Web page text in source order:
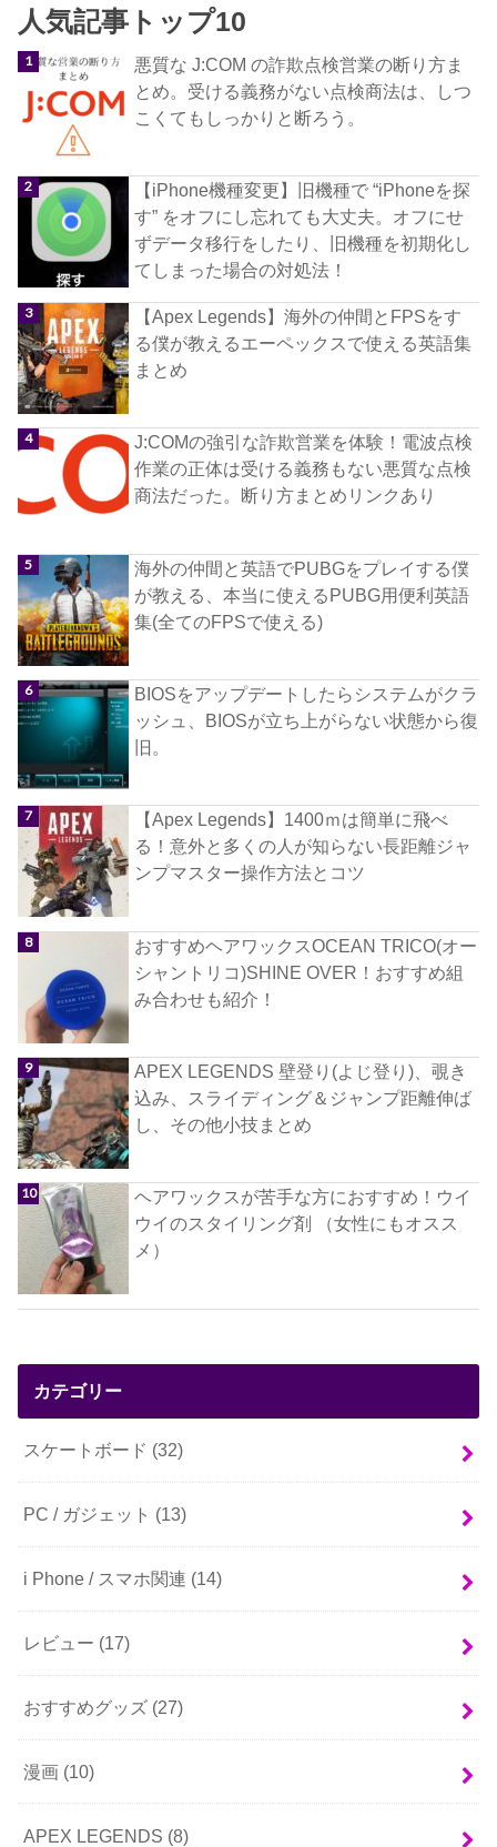
人気記事トップ10
悪質な J:COM の詐欺点検営業の断り方ま
とめ。受ける義務がない点検商法は、しつ
こくてもしっかりと断ろう。
【iPhone機種変更】旧機種で “iPhoneを探
す” をオフにし忘れても大丈夫。オフにせ
ずデータ移行をしたり、旧機種を初期化し
てしまった場合の対処法！
【Apex Legends】海外の仲間とFPSをす
る僕が教えるエーペックスで使える英語集
まとめ
J:COMの強引な詐欺営業を体験！電波点検
作業の正体は受ける義務もない悪質な点検
商法だった。断り方まとめリンクあり
海外の仲間と英語でPUBGをプレイする僕
が教える、本当に使えるPUBG用便利英語
集(全てのFPSで使える)
BIOSをアップデートしたらシステムがクラ
ッシュ、BIOSが立ち上がらない状態から復
旧。
【Apex Legends】1400ｍは簡単に飛べ
る！意外と多くの人が知らない長距離ジャ
ンプマスター操作方法とコツ
おすすめヘアワックスOCEAN TRICO(オー
シャントリコ)SHINE OVER！おすすめ組
み合わせも紹介！
APEX LEGENDS 壁登り(よじ登り)、覗き
込み、スライディング＆ジャンプ距離伸ば
し、その他小技まとめ
ヘアワックスが苦手な方におすすめ！ウイ
ウイのスタイリング剤 （女性にもオスス
メ）
カテゴリー
スケートボード (32)
PC / ガジェット (13)
i Phone / スマホ関連 (14)
レビュー (17)
おすすめグッズ (27)
漫画 (10)
APEX LEGENDS (8)